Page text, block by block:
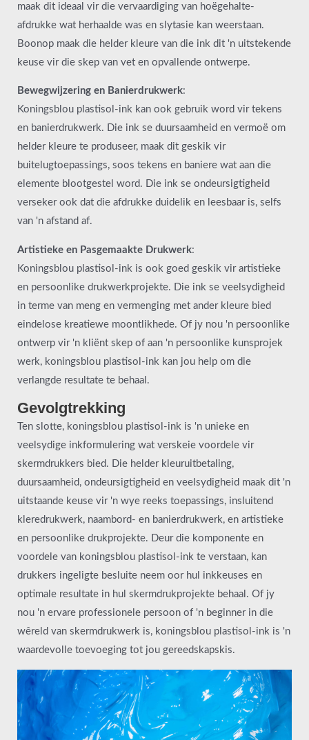
maak dit ideaal vir die vervaardiging van hoëgehalte-
afdrukke wat herhaalde was en slytasie kan weerstaan.
Boonop maak die helder kleure van die ink dit 'n uitstekende
keuse vir die skep van vet en opvallende ontwerpe.
Bewegwijzering en Banierdrukwerk:
Koningsblou plastisol-ink kan ook gebruik word vir tekens
en banierdrukwerk. Die ink se duursaamheid en vermoë om
helder kleure te produseer, maak dit geskik vir
buitelugtoepassings, soos tekens en baniere wat aan die
elemente blootgestel word. Die ink se ondeursigtigheid
verseker ook dat die afdrukke duidelik en leesbaar is, selfs
van 'n afstand af.
Artistieke en Pasgemaakte Drukwerk:
Koningsblou plastisol-ink is ook goed geskik vir artistieke
en persoonlike drukwerkprojekte. Die ink se veelsydigheid
in terme van meng en vermenging met ander kleure bied
eindelose kreatiewe moontlikhede. Of jy nou 'n persoonlike
ontwerp vir 'n kliënt skep of aan 'n persoonlike kunsprojek
werk, koningsblou plastisol-ink kan jou help om die
verlangde resultate te behaal.
Gevolgtrekking
Ten slotte, koningsblou plastisol-ink is 'n unieke en
veelsydige inkformulering wat verskeie voordele vir
skermdrukkers bied. Die helder kleuruitbetaling,
duursaamheid, ondeursigtigheid en veelsydigheid maak dit 'n
uitstaande keuse vir 'n wye reeks toepassings, insluitend
kleredrukwerk, naambord- en banierdrukwerk, en artistieke
en persoonlike drukprojekte. Deur die komponente en
voordele van koningsblou plastisol-ink te verstaan, kan
drukkers ingeligte besluite neem oor hul inkkeuses en
optimale resultate in hul skermdrukprojekte behaal. Of jy
nou 'n ervare professionele persoon of 'n beginner in die
wêreld van skermdrukwerk is, koningsblou plastisol-ink is 'n
waardevolle toevoeging tot jou gereedskapskis.